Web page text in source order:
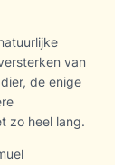
van
de enige
zo heel lang.